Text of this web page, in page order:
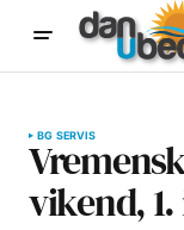
BG SERVIS
vikend,